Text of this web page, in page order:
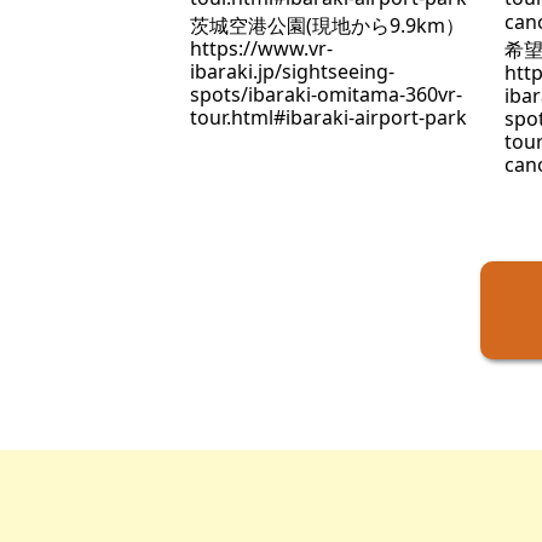
茨城空港公園(現地から9.9km）
https://www.vr-
ibaraki.jp/sightseeing-
spots/ibaraki-omitama-360vr-
tour.html#ibaraki-airport-park
希